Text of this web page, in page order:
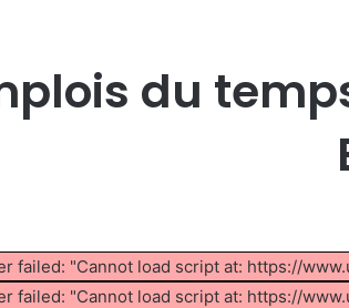
du
failed: "Cannot load script at: https://
failed: "Cannot load script at: https://